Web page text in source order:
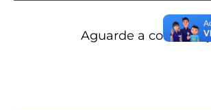
Aguarde a